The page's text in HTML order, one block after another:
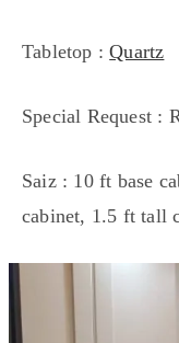
Tabletop :Quartz
Special Request :
Saiz : 10 ft base
cabinet, 1.5 ft tall